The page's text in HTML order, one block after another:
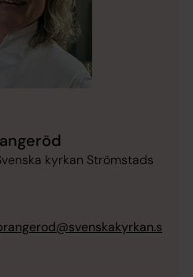
kyrkan Strömstads